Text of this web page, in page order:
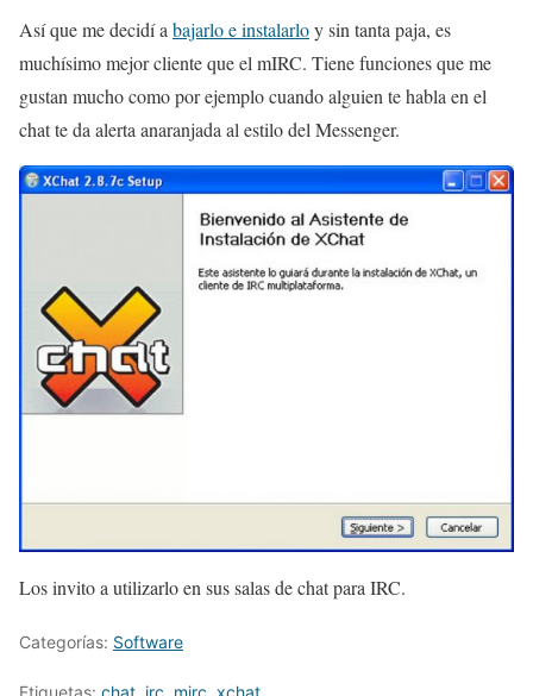
Así que me decidí a bajarlo e instalarloy sin tanta paja, es
muchísimo mejor cliente que el mIRC. Tiene funciones que me
gustan mucho como por ejemplo cuando alguien te habla en el
chat te da alerta anaranjada al estilo del Messenger.
Los invito a utilizarlo en sus salas de chat para IRC.
Categorías: Software
Etiquetas: chat irc mirc xchat